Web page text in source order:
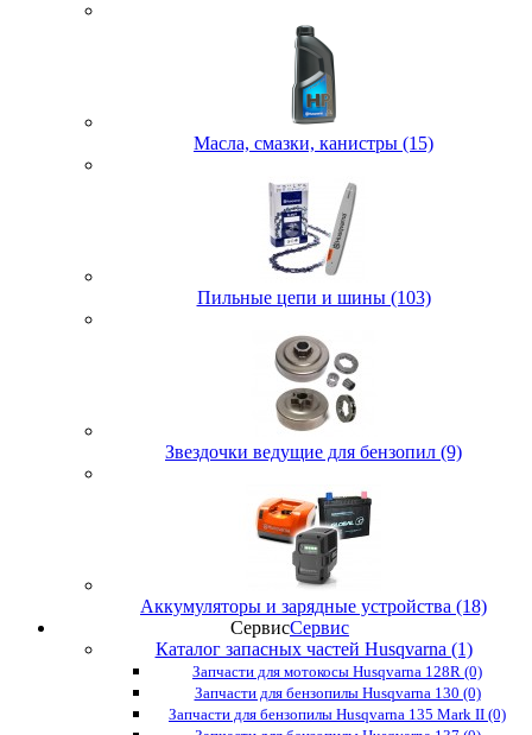
Масла, смазки, канистры (15)
Пильные цепи и шины (103)
Звездочки ведущие для бензопил (9)
Аккумуляторы и зарядные устройства (18)
СервисСервис
Каталог запасных частей Husqvarna (1)
Запчасти для мотокосы Husqvarna 128R (0)
Запчасти для бензопилы Husqvarna 130 (0)
Запчасти для бензопилы Husqvarna 135 Mark II (0)